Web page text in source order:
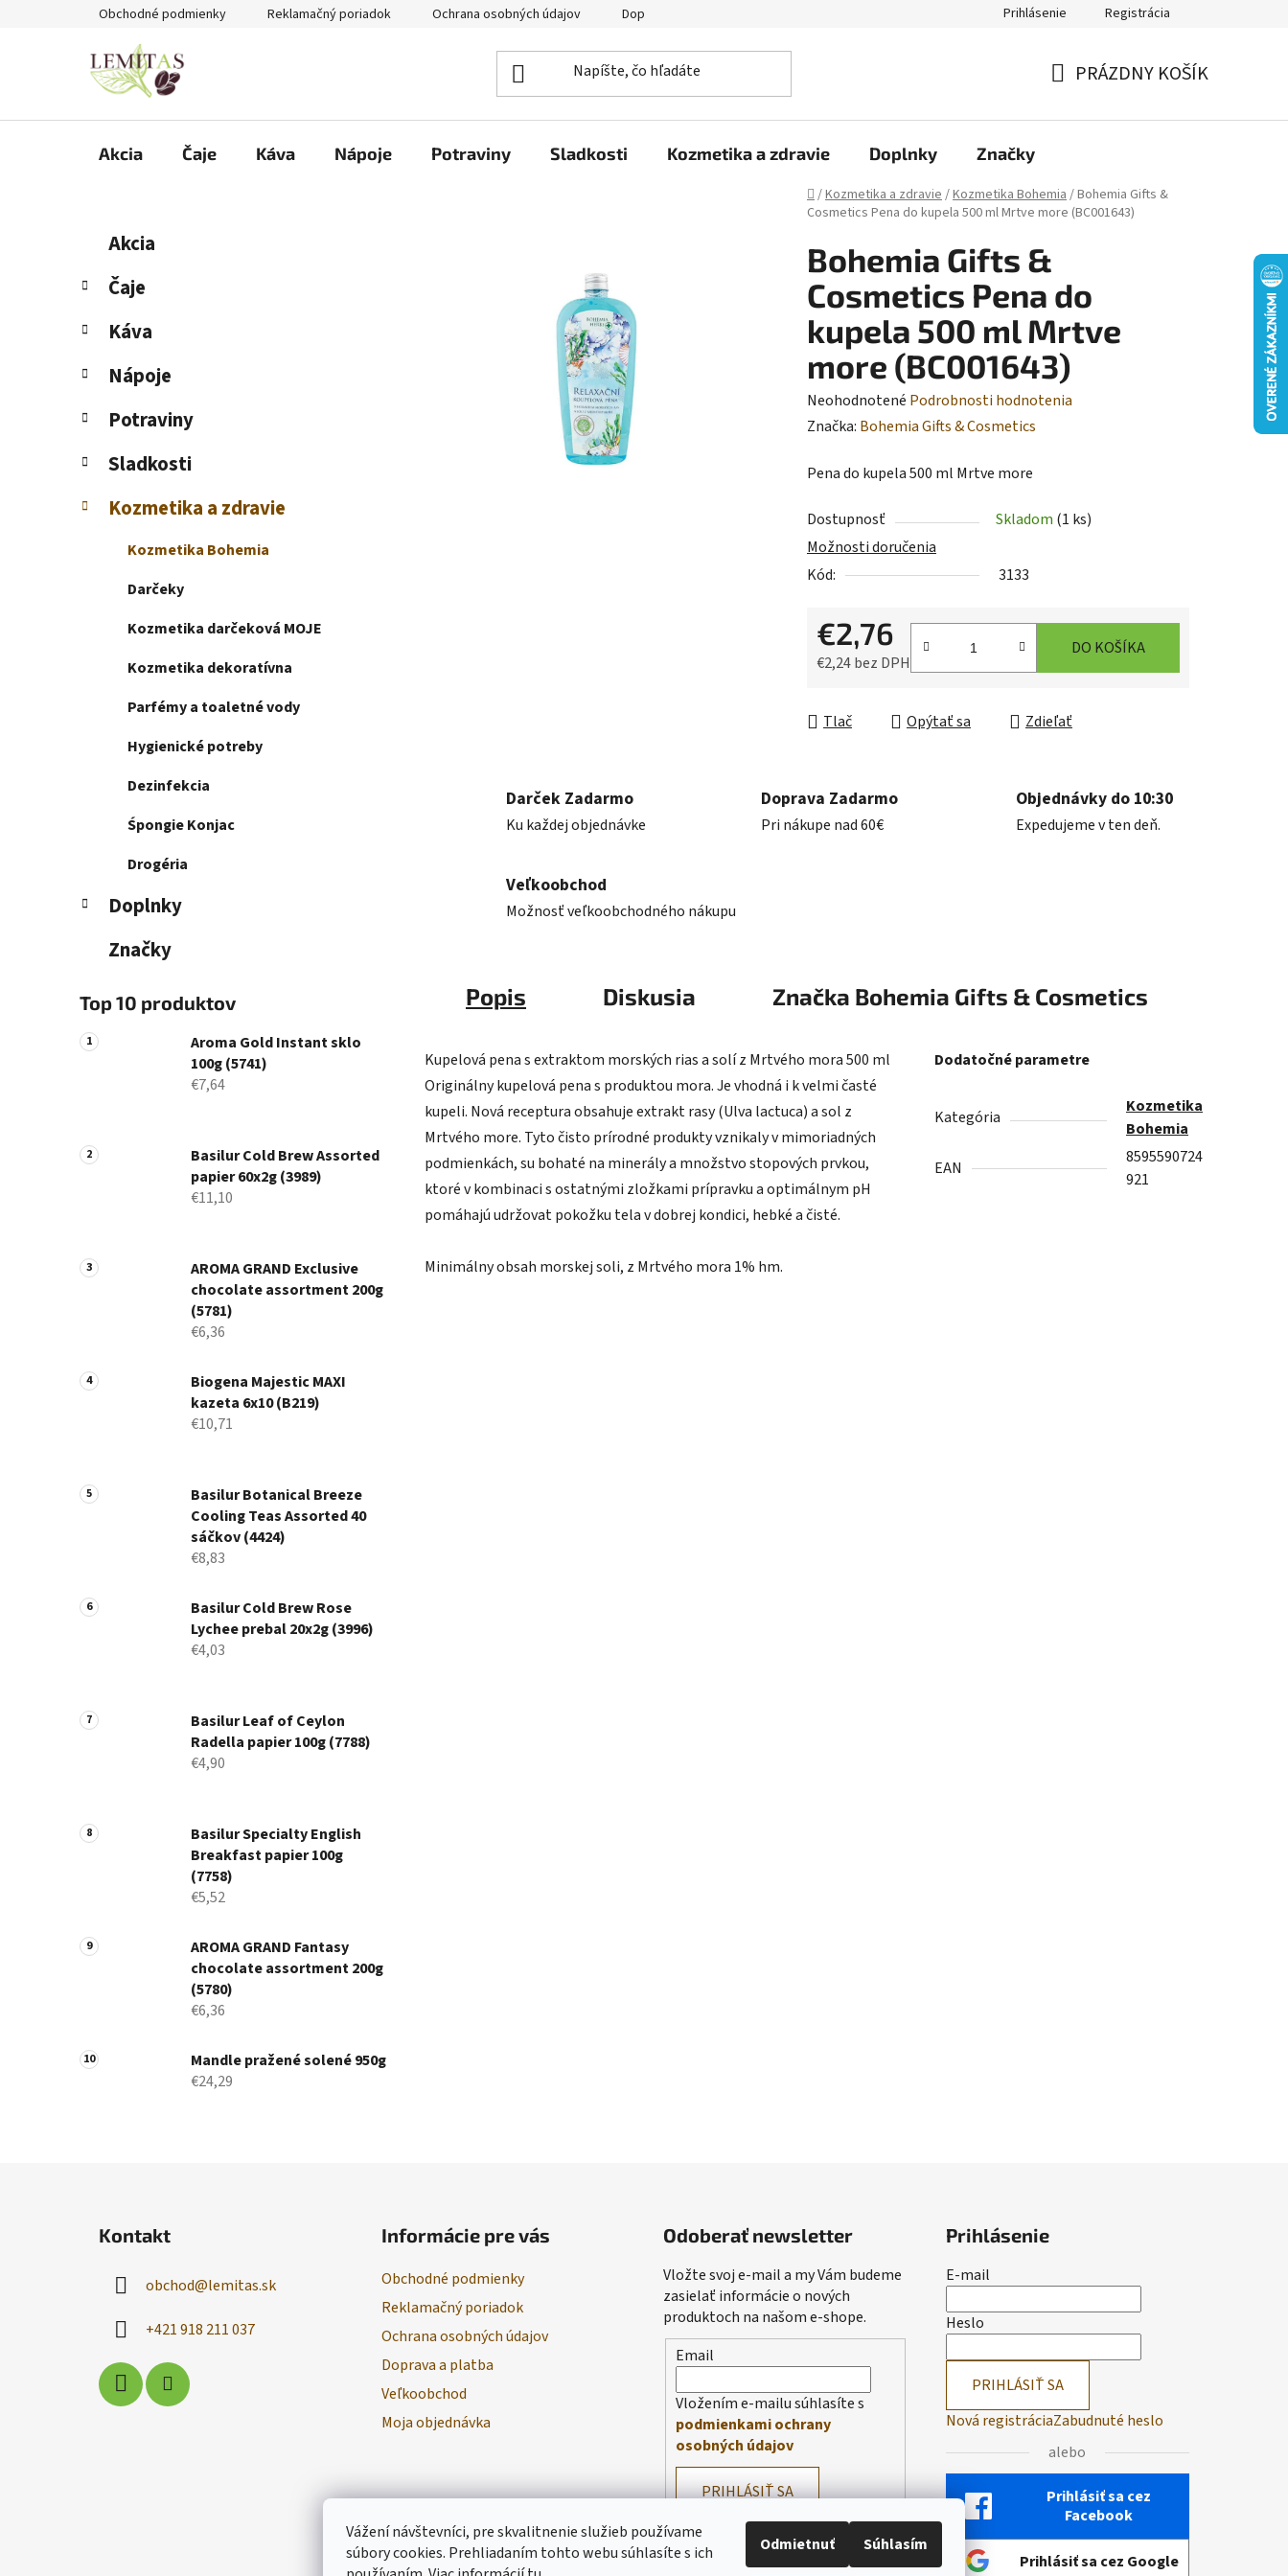
Vážení návštevníci, pre skvalitnenie služieb používame
súbory cookies. Prehliadaním tohto webu súhlasíte s ich
Odmietnuť Súhlasím
Obchodné podmienky Reklamačný poriadok Ochrana osobných údajov Doprava a platba Prihlásenie Registrácia
PRÁZDNY KOŠÍK
Akcia Čaje Káva Nápoje Potraviny Sladkosti Kozmetika a zdravie Doplnky Značky
Domov
/Kozmetika a zdravie/Kozmetika Bohemia/Bohemia Gifts &
Cosmetics Pena do kupela 500 ml Mrtve more (BC001643)
č
ý
a
n
l
Preskočiť
kategórie
e
ó
i
Akcia
Čaje
Káva
Nápoje
Potraviny
Sladkosti
Kozmetika a zdravie
Kozmetika Bohemia
Darčeky
Kozmetika darčeková MOJE
Kozmetika dekoratívna
Parfémy a toaletné vody
Hygienické potreby
Dezinfekcia
Śpongie Konjac
Drogéria
Doplnky
Značky
Top 10 produktov
Aroma Gold Instant sklo
100g (5741)
€7,64
Basilur Cold Brew Assorted
papier 60x2g (3989)
€11,10
AROMA GRAND Exclusive
chocolate assortment 200g
(5781)
€6,36
Biogena Majestic MAXI
kazeta 6x10 (B219)
€10,71
Basilur Botanical Breeze
Cooling Teas Assorted 40
sáčkov (4424)
€8,83
Basilur Cold Brew Rose
Lychee prebal 20x2g (3996)
€4,03
Basilur Leaf of Ceylon
Radella papier 100g (7788)
€4,90
Basilur Specialty English
Breakfast papier 100g
(7758)
€5,52
AROMA GRAND Fantasy
chocolate assortment 200g
(5780)
€6,36
Mandle pražené solené 950g
€24,29
Bohemia Gifts &
Cosmetics Pena do
kupela 500 ml Mrtve
more (BC001643)
Priemerné
hodnotenie
je
z
5
hviezdičiek.
Neohodnotené Podrobnosti hodnotenia
Značka: Bohemia Gifts & Cosmetics
Pena do kupela 500 ml Mrtve more
Dostupnosť Skladom (1 ks)
Možnosti doručenia
Kód:
3133
€2,76
€2,24 bez DPH
DO KOŠÍKA
Tlač Opýtať sa Zdieľať
Darček Zadarmo
Ku každej objednávke
Doprava Zadarmo
Pri nákupe nad 60€
Objednávky do 10:30
Expedujeme v ten deň.
Veľkoobchod
Možnosť veľkoobchodného nákupu
Popis Diskusia Značka Bohemia Gifts & Cosmetics
Kupelová pena s extraktom morských rias a solí z Mrtvého mora 500 ml
Originálny kupelová pena s produktou mora. Je vhodná i k velmi časté
kupeli. Nová receptura obsahuje extrakt rasy (Ulva lactuca) a sol z
Mrtvého more. Tyto čisto prírodné produkty vznikaly v mimoriadných
podmienkách, su bohaté na minerály a množstvo stopových prvkou,
ktoré v kombinaci s ostatnými zložkami prípravku a optimálnym pH
pomáhajú udržovat pokožku tela v dobrej kondici, hebké a čisté.
Minimálny obsah morskej soli, z Mrtvého mora 1% hm.
Dodatočné parametre
Kategória
Kozmetika
Bohemia
EAN
8595590724
921
Kontakt
obchod@lemitas.sk
+421 918 211 037
Informácie pre vás
Obchodné podmienky
Reklamačný poriadok
Ochrana osobných údajov
Doprava a platba
Veľkoobchod
Moja objednávka
Odoberať newsletter
Vložte svoj e-mail a my Vám budeme
zasielať informácie o nových
produktoch na našom e-shope.
Email
Vložením e-mailu súhlasíte s
podmienkami ochrany
osobných údajov
PRIHLÁSIŤ SA
Prihlásenie
E-mail
Heslo
PRIHLÁSIŤ SA
Nová registráciaZabudnuté heslo
alebo
Prihlásiť sa cez
Facebook
Prihlásiť sa cez Google